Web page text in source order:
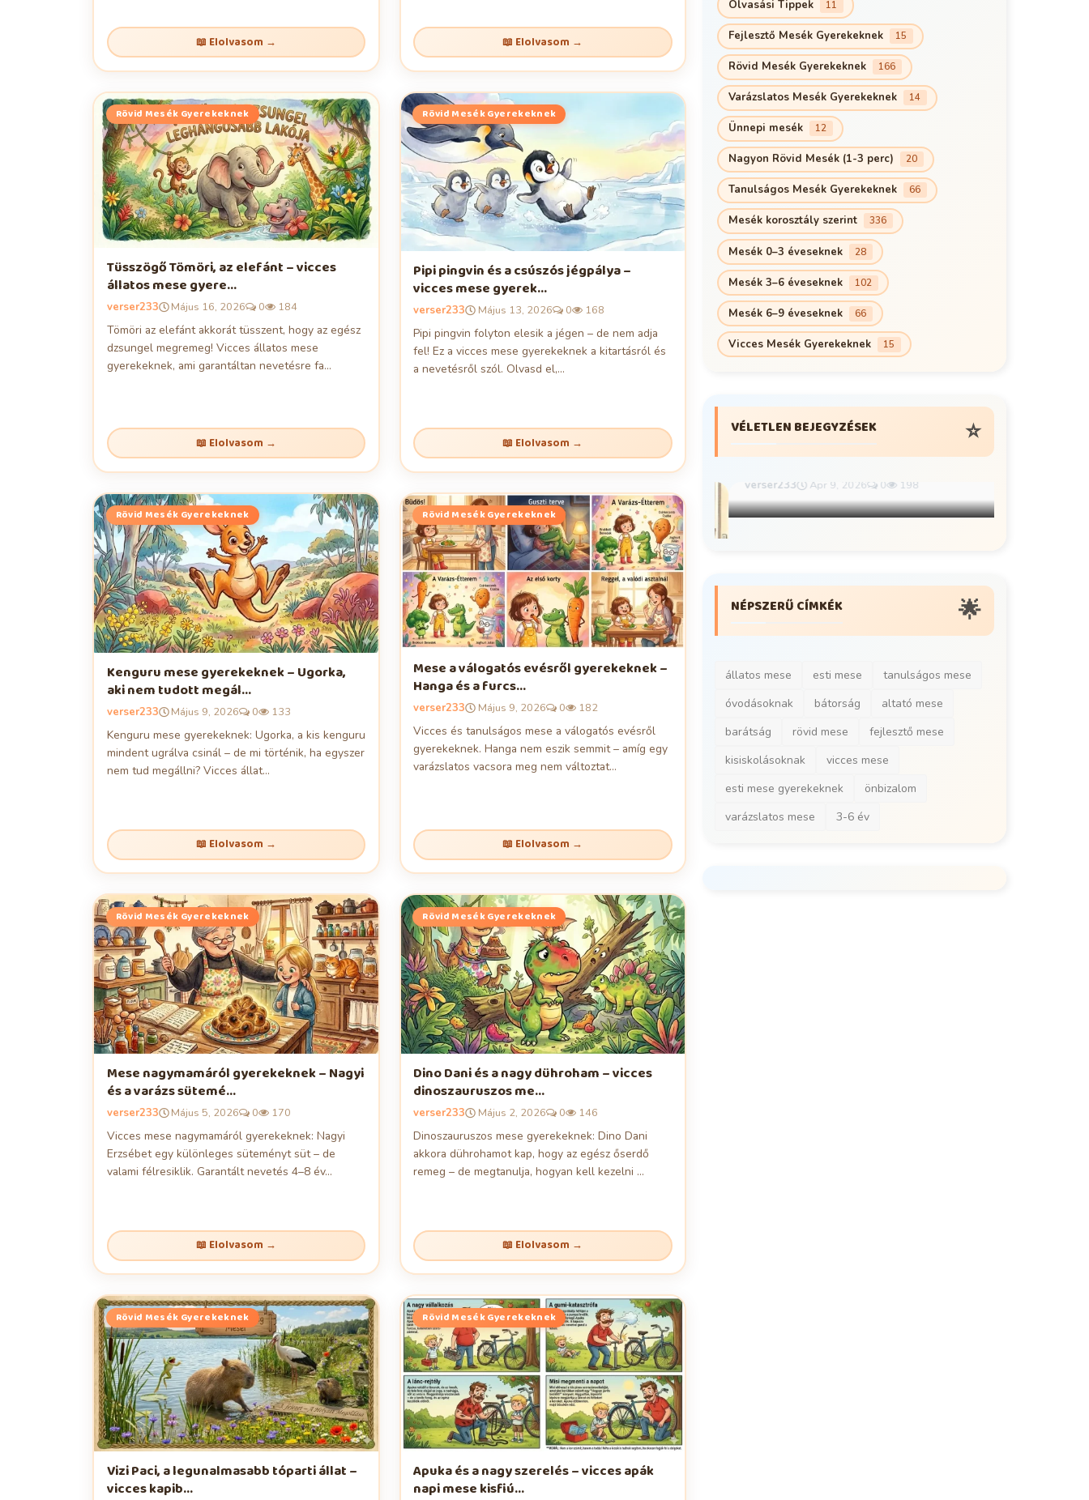
📖 Elolvasom → 📖 Elolvasom →
Rövid Mesék Gyerekeknek
Tüsszögő Tömöri, az elefánt – vicces
állatos mese gyere...
verser233 Május 16, 2026 0 184
Tömöri az elefánt akkorát tüsszent, hogy az egész
dzsungel megremeg! Vicces állatos mese
gyerekeknek, ami garantáltan nevetésre fa...
📖 Elolvasom →
Rövid Mesék Gyerekeknek
Pipi pingvin és a csúszós jégpálya –
vicces mese gyerek...
verser233 Május 13, 2026 0 168
Pipi pingvin folyton elesik a jégen – de nem adja
fel! Ez a vicces mese gyerekeknek a kitartásról és
a nevetésről szól. Olvasd el,...
📖 Elolvasom →
Rövid Mesék Gyerekeknek
Kenguru mese gyerekeknek – Ugorka,
aki nem tudott megál...
verser233 Május 9, 2026 0 133
Kenguru mese gyerekeknek: Ugorka, a kis kenguru
mindent ugrálva csinál – de mi történik, ha egyszer
nem tud megállni? Vicces állat...
📖 Elolvasom →
Rövid Mesék Gyerekeknek
Mese a válogatós evésről gyerekeknek –
Hanga és a furcs...
verser233 Május 9, 2026 0 182
Vicces és tanulságos mese a válogatós evésről
gyerekeknek. Hanga nem eszik semmit – amíg egy
varázslatos vacsora meg nem változtat...
📖 Elolvasom →
Rövid Mesék Gyerekeknek
Mese nagymamáról gyerekeknek – Nagyi
és a varázs sütemé...
verser233 Május 5, 2026 0 170
Vicces mese nagymamáról gyerekeknek: Nagyi
Erzsébet egy különleges süteményt süt – de
valami félresiklik. Garantált nevetés 4–8 év...
📖 Elolvasom →
Rövid Mesék Gyerekeknek
Dino Dani és a nagy dühroham – vicces
dinoszauruszos me...
verser233 Május 2, 2026 0 146
Dinoszauruszos mese gyerekeknek: Dino Dani
akkora dührohamot kap, hogy az egész őserdő
remeg – de megtanulja, hogyan kell kezelni ...
📖 Elolvasom →
Rövid Mesék Gyerekeknek
Vizi Paci, a legunalmasabb tóparti állat –
vicces kapib...
Rövid Mesék Gyerekeknek
Apuka és a nagy szerelés – vicces apák
napi mese kisfiú...
Olvasási Tippek 11
Fejlesztő Mesék Gyerekeknek 15
Rövid Mesék Gyerekeknek 166
Varázslatos Mesék Gyerekeknek 14
Ünnepi mesék 12
Nagyon Rövid Mesék (1-3 perc) 20
Tanulságos Mesék Gyerekeknek 66
Mesék korosztály szerint 336
Mesék 0–3 éveseknek 28
Mesék 3–6 éveseknek 102
Mesék 6–9 éveseknek 66
Vicces Mesék Gyerekeknek 15
VÉLETLEN BEJEGYZÉSEK ⭐
Nyári esti mese gyerekeknek – A
csillagszedő kis tücsök
Rövid Mesék Gyerekeknek
Mese a rendrakásról gyerekeknek –
Bogyó és az elveszett...
verser233 Május 7, 2026 0 161
Rövid esti mese kis...
verser233 Ápr 9, 2026 0 198
NÉPSZERŰ CÍMKÉK 🌟
óvodásoknak
bátorság
altató mese
barátság
rövid mese
fejlesztő mese
kisiskolásoknak
vicces mese
esti mese gyerekeknek
önbizalom
varázslatos mese
3-6 év